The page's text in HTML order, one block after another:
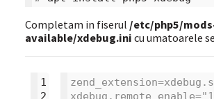
Completam in fiserul /etc/php5/
available/xdebug.ini cu umatoarele
1
2